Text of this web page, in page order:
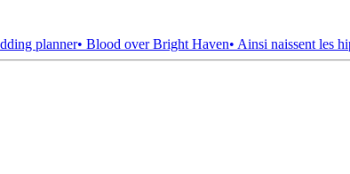
planner• Blood over Bright Haven• Ainsi naissent les